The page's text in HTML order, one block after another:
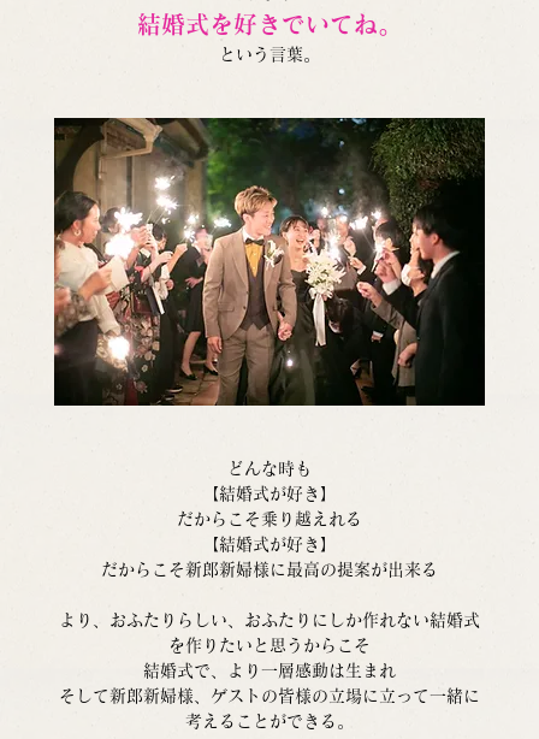
結婚式を好きでいてね。
という言葉。
どんな時も
【結婚式が好き】
だからこそ乗り越えれる
【結婚式が好き】
だからこそ新郎新婦様に最高の提案が出来る
より、おふたりらしい、おふたりにしか作れない結婚式
を作りたいと思うからこそ
結婚式で、より一層感動は生まれ
そして新郎新婦様、ゲストの皆様の立場に立って一緒に
考えることができる。